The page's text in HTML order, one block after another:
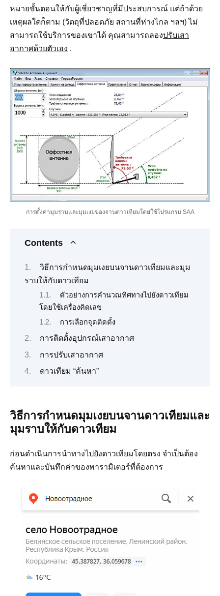
หมายขั้นตอนให้กับผู้เชี่ยวชาญที่มีประสบการณ์ แต่ถ้าด้วย
เหตุผลใดก็ตาม (วัตถุที่ปลอดภัย สถานที่ห่างไกล ฯลฯ) ไม่
สามารถใช้บริการของเขาได้ คุณสามารถลองปรับเสา
อากาศด้วยตัวเอง .
การตั้งค่ามุมราบและมุมเงยของจานดาวเทียมโดยใช้โปรแกรม SAA
Contents
วิธีการกำหนดมุมเงยบนจานดาวเทียมและมุม
ราบให้กับดาวเทียม
ตัวอย่างการคำนวณทิศทางไปยังดาวเทียม
โดยใช้เครื่องคิดเลข
การเลือกจุดติดตั้ง
การติดตั้งอุปกรณ์เสาอากาศ
การปรับเสาอากาศ
ดาวเทียม “ค้นหา”
วิธีการกำหนดมุมเงยบนจานดาวเทียมและ
มุมราบให้กับดาวเทียม
ก่อนดำเนินการนำทางไปยังดาวเทียมโดยตรง จำเป็นต้อง
ค้นหาและบันทึกค่าของพารามิเตอร์ที่ต้องการ